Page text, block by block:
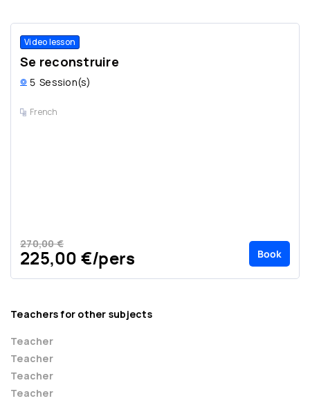
Video lesson
Se reconstruire
5 Session(s)
French
270,00 €
225,00 €/pers Book
Teachers for other subjects
Teacher
Teacher
Teacher
Teacher